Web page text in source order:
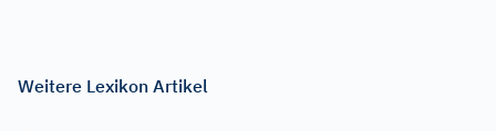
Weitere Lexikon Artikel